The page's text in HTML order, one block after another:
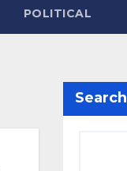
POLITICAL
Search